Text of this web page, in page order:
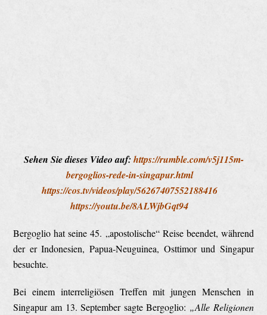
Sehen Sie dieses Video auf:https://rumble.com/v5j115m-
bergoglios-rede-in-singapur.html
https://cos.tv/videos/play/56267407552188416
https://youtu.be/8ALWjbGqt94
Bergoglio hat seine 45. „apostolische“ Reise beendet, während
der er Indonesien, Papua-Neuguinea, Osttimor und Singapur
besuchte.
Bei einem interreligiösen Treffen mit jungen Menschen in
Singapur am 13. September sagte Bergoglio: „Alle Religionen